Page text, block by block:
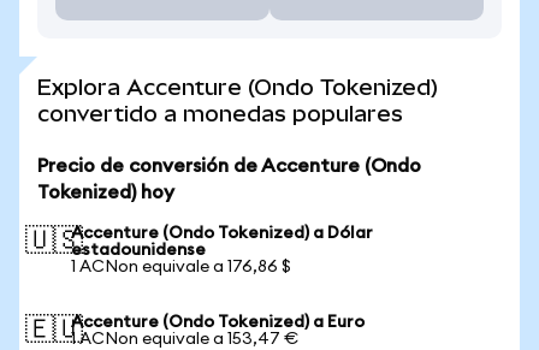
Explora Accenture (Ondo Tokenized)
convertido a monedas populares
Precio de conversión de Accenture (Ondo
Tokenized) hoy
🇺🇸Accenture (Ondo Tokenized) a Dólar
estadounidense
1 ACNon equivale a 176,86 $
🇪🇺Accenture (Ondo Tokenized) a Euro
1 ACNon equivale a 153,47 €